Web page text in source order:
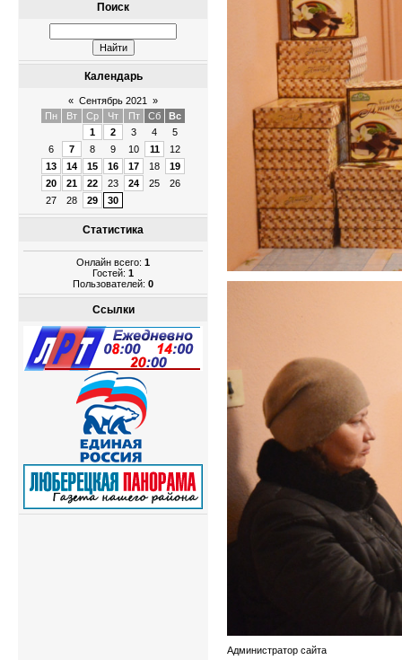
Поиск
Календарь
« Сентябрь 2021
»
Пн
Вт Ср Чт Пт Сб
Вс
1
2 3 4
5
6
7 8 9 10 11
12
13
14 15 16 17 18
19
20
21 22 23 24 25
26
27
28 29 30
Статистика
Онлайн всего: 1
Гостей: 1
Пользователей: 0
Ссылки
Администратор сайта